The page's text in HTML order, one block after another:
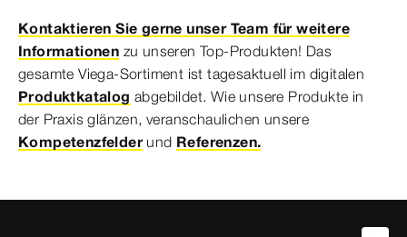
Kontaktieren Sie gerne unser Team für weitere
Informationen zu unseren Top-Produkten! Das
gesamte Viega-Sortiment ist tagesaktuell im digitalen
Produktkatalog abgebildet. Wie unsere Produkte in
der Praxis glänzen, veranschaulichen unsere
Kompetenzfelderund Referenzen.